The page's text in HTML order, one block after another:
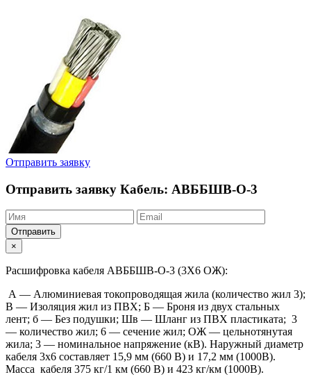
Отправить заявку
Отправить заявку Кабель: АВББШВ-О-3
Отправить
×
Расшифровка кабеля АВББШВ-О-3 (3Х6 ОЖ):
А — Алюминиевая токопроводящая жила (количество жил 3);
В — Изоляция жил из ПВХ; Б — Броня из двух стальных
лент; б — Без подушки; Шв — Шланг из ПВХ пластиката; 3
— количество жил; 6 — сечение жил; ОЖ — цельнотянутая
жила; 3 — номинальное напряжение (кВ). Наружный диаметр
кабеля 3х6 составляет 15,9 мм (660 В) и 17,2 мм (1000В).
Масса кабеля 375 кг/1 км (660 В) и 423 кг/км (1000В).